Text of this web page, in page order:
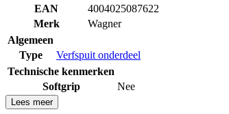
EAN
4004025087622
Merk
Wagner
Algemeen
Type
Verfspuit onderdeel
Technische kenmerken
Softgrip
Nee
Lees meer